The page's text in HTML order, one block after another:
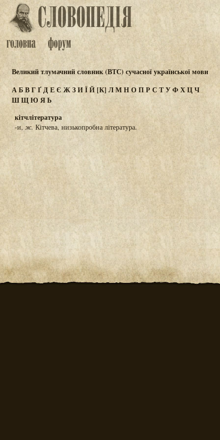
Великий тлумачний словник (ВТС) сучасної української мови
АБВГҐДЕЄ ЖЗИЇЙ [К] ЛМНОПР СТУФХЦЧ
ШЩЮЯЬ
кітчлітература
-и, ж. Кітчева, низькопробна література.